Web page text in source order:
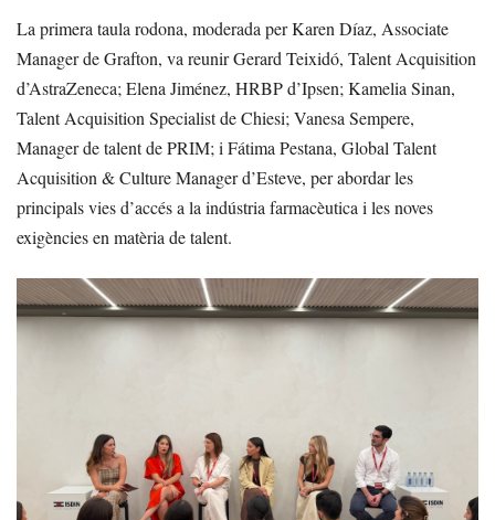
La primera taula rodona, moderada per Karen Díaz, Associate
Manager de Grafton, va reunir Gerard Teixidó, Talent Acquisition
d’AstraZeneca; Elena Jiménez, HRBP d’Ipsen; Kamelia Sinan,
Talent Acquisition Specialist de Chiesi; Vanesa Sempere,
Manager de talent de PRIM; i Fátima Pestana, Global Talent
Acquisition & Culture Manager d’Esteve, per abordar les
principals vies d’accés a la indústria farmacèutica i les noves
exigències en matèria de talent.